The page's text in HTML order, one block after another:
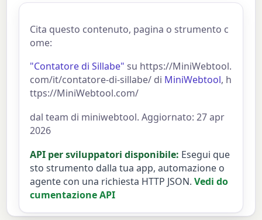
Cita questo contenuto, pagina o strumento c
ome:
"Contatore di Sillabe" su https://MiniWebtool.
com/it/contatore-di-sillabe/ di MiniWebtool, h
ttps://MiniWebtool.com/
dal team di miniwebtool. Aggiornato: 27 apr
2026
API per sviluppatori disponibile: Esegui que
sto strumento dalla tua app, automazione o
agente con una richiesta HTTP JSON. Vedi do
cumentazione API